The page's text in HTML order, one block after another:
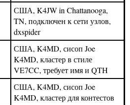
США, K4JW in Chattanooga,
TN, подключен к сети узлов,
dxspider
США, K4MD, сисоп Joe
K4MD, кластер в стиле
VE7CC, требует имя и QTH
США, K4MD, сисоп Joe
K4MD, кластер для контестов